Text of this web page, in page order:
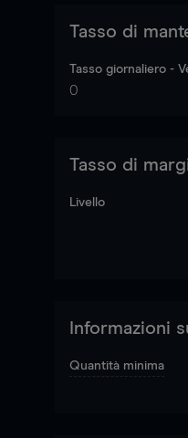
Tasso di
Tasso giornaliero -
0
Tasso di
Livello
Informazioni
Quantità minima